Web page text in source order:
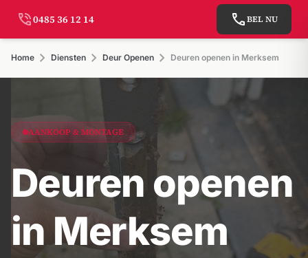
phone_in_talk0485 36 12 14 callBEL NU
Home chevron_right Diensten chevron_right Deur Openen chevron_right Deuren openen in Merksem
AANKOOP & MONTAGE
Deuren openen
in Merksem